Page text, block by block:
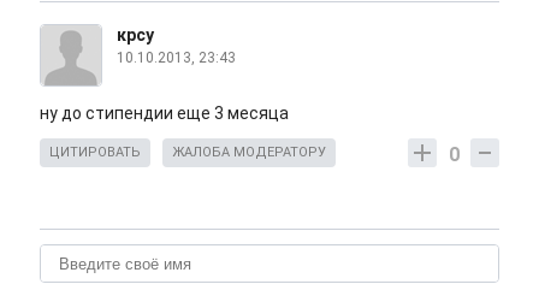
крсу
10.10.2013, 23:43
ну до стипендии еще 3 месяца
0
ЦИТИРОВАТЬ ЖАЛОБА МОДЕРАТОРУ